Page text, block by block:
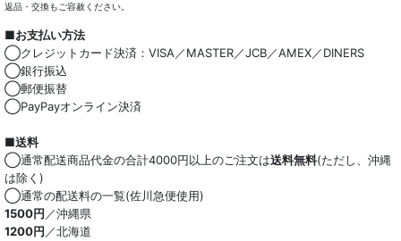
返品・交換もご容赦ください。
■お支払い方法
◯クレジットカード決済：VISA／MASTER／JCB／AMEX／DINERS
◯銀行振込
◯郵便振替
◯PayPayオンライン決済
■送料
◯通常配送商品代金の合計4000円以上のご注文は送料無料(ただし、沖縄
は除く)
◯通常の配送料の一覧(佐川急便使用)
1500円／沖縄県
1200円／北海道